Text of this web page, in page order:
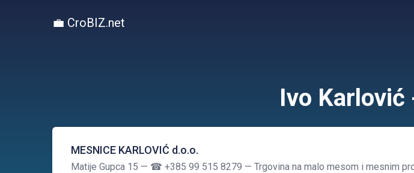
💼 CroBIZ.net
Ivo Karlović
MESNICE KARLOVIĆ d.o.o.
Matije Gupca 15 — ☎ +385 99 515 8279 — Trgovina na malo mesom i mesnim